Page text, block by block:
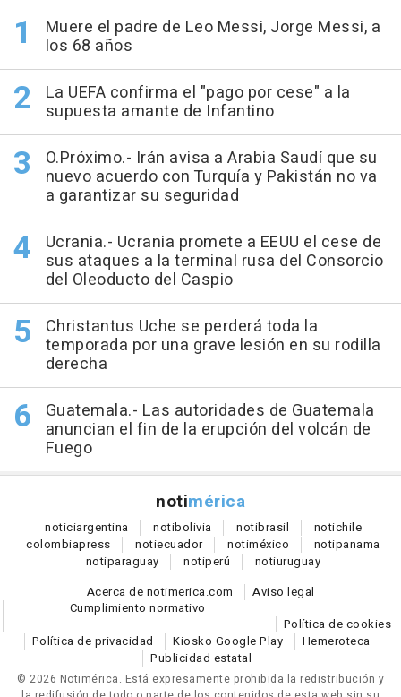
Muere el padre de Leo Messi, Jorge Messi, a
los 68 años
La UEFA confirma el "pago por cese" a la
supuesta amante de Infantino
O.Próximo.- Irán avisa a Arabia Saudí que su
nuevo acuerdo con Turquía y Pakistán no va
a garantizar su seguridad
Ucrania.- Ucrania promete a EEUU el cese de
sus ataques a la terminal rusa del Consorcio
del Oleoducto del Caspio
Christantus Uche se perderá toda la
temporada por una grave lesión en su rodilla
derecha
Guatemala.- Las autoridades de Guatemala
anuncian el fin de la erupción del volcán de
Fuego
notimérica
noticiargentina notibolivia notibrasil notichile
colombiapress notiecuador notiméxico notipanama
notiparaguay notiperú notiuruguay
Acerca de notimerica.com
Aviso legal
Cumplimiento normativo
Política de cookies
Política de privacidad
Kiosko Google Play
Hemeroteca
Publicidad estatal
© 2026 Notimérica. Está expresamente prohibida la redistribución y